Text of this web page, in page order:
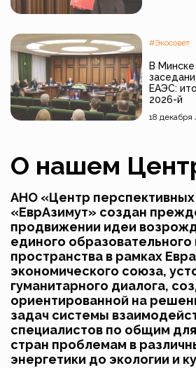
#Экосовет
В
ЕАЭС:
2026-й
18
О нашем
АНО «Центр
«ЕврАзимут» создан
продвижении идеи
единого образовательного
пространства в рамках
экономического союза,
гуманитарного диалога,
ориентированной на
задач системы
специалистов по общим
стран проблемам в
энергетики до экологии и